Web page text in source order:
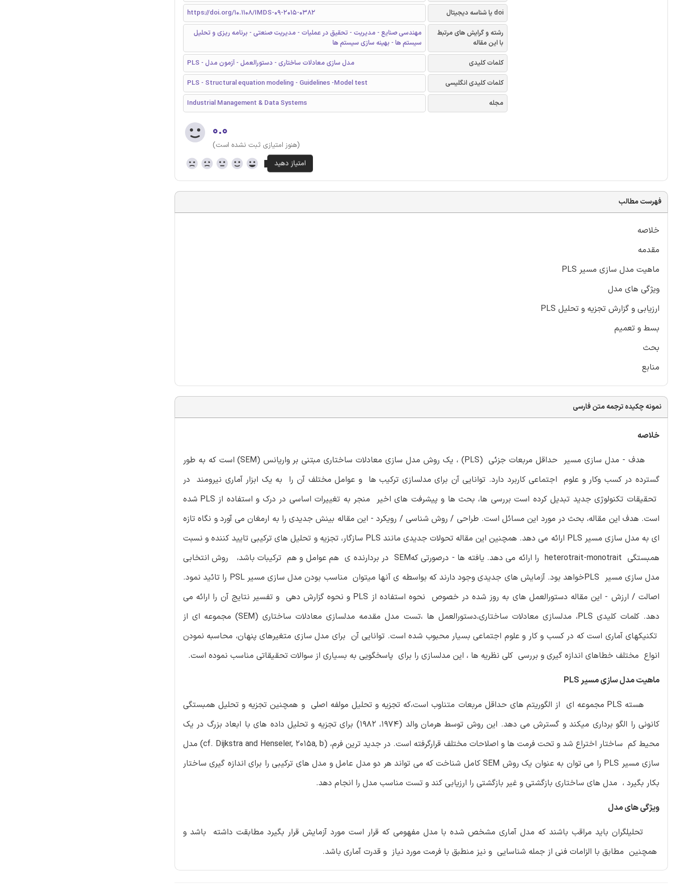
doi یا شناسه دیجیتال
https://doi.org/10.1108/IMDS-09-2015-0382
رشته و گرایش های مرتبط
با این مقاله
مهندسی صنایع - مدیریت - تحقیق در عملیات - مدیریت صنعتی - برنامه ریزی و تحلیل
سیستم ها - بهینه سازی سیستم ها
کلمات کلیدی
PLS - مدل سازی معادلات ساختاری - دستورالعمل - آزمون مدل
کلمات کلیدی انگلیسی
PLS - Structural equation modeling - Guidelines -Model test
مجله
Industrial Management & Data Systems
۰.۰
(هنوز امتیازی ثبت نشده است)
فهرست مطالب
خلاصه
مقدمه
ماهیت مدل سازی مسیر PLS
ویژگی های مدل
ارزیابی و گزارش تجزیه و تحلیل PLS
بسط و تعمیم
بحث
منابع
نمونه چکیده ترجمه متن فارسی
خلاصه
هدف - مدل سازی مسیر حداقل مربعات جزئی (PLS) ، یک روش مدل سازی معادلات ساختاری مبتنی بر واریانس (SEM) است که به طور
گسترده در کسب وکار و علوم اجتماعی کاربرد دارد. توانایی آن برای مدلسازی ترکیب ها و عوامل مختلف آن را به یک ابزار آماری نیرومند در
تحقیقات تکنولوژی جدید تبدیل کرده است بررسی ها، بحث ها و پیشرفت های اخیر منجر به تغییرات اساسی در درک و استفاده از PLS شده
است. هدف این مقاله، بحث در مورد این مسائل است. طراحی / روش شناسی / رویکرد - این مقاله بینش جدیدی را به ارمغان می آورد و نگاه تازه
ای به مدل سازی مسیر PLS ارائه می دهد. همچنین این مقاله تحولات جدیدی مانند PLS سازگار، تجزیه و تحلیل های ترکیبی تایید کننده و نسبت
همبستگی heterotrait-monotrait را ارائه می دهد. یافته ها - درصورتی کهSEM در بردارنده ی هم عوامل و هم ترکیبات باشد، روش انتخابی
مدل سازی مسیر PLSخواهد بود. آزمایش های جدیدی وجود دارند که بواسطه ی آنها میتوان مناسب بودن مدل سازی مسیر PSL را تائید نمود.
اصالت / ارزش - این مقاله دستورالعمل های به روز شده در خصوص نحوه استفاده از PLS و نحوه گزارش دهی و تفسیر نتایج آن را ارائه می
دهد. کلمات کلیدی PLS، مدلسازی معادلات ساختاری،دستورالعمل ها ،تست مدل مقدمه مدلسازی معادلات ساختاری (SEM) مجموعه ای از
تکنیکهای آماری است که در کسب و کار و علوم اجتماعی بسیار محبوب شده است. توانایی آن برای مدل سازی متغیرهای پنهان، محاسبه نمودن
انواع مختلف خطاهای اندازه گیری و بررسی کلی نظریه ها ، این مدلسازی را برای پاسخگویی به بسیاری از سوالات تحقیقاتی مناسب نموده است.
ماهیت مدل سازی مسیر PLS
هسته PLS مجموعه ای از الگوریتم های حداقل مربعات متناوب است،که تجزیه و تحلیل مولفه اصلی و همچنین تجزیه و تحلیل همبستگی
کانونی را الگو برداری میکند و گسترش می دهد. این روش توسط هرمان والد (1974، 1982) برای تجزیه و تحلیل داده های با ابعاد بزرگ در یک
محیط کم ساختار اختراع شد و تحت فرمت ها و اصلاحات مختلف قرارگرفته است. در جدید ترین فرم، (cf. Dijkstra and Henseler, 2015a, b) مدل
سازی مسیر PLS را می توان به عنوان یک روش SEM کامل شناخت که می تواند هر دو مدل عامل و مدل های ترکیبی را برای اندازه گیری ساختار
بکار بگیرد ، مدل های ساختاری بازگشتی و غیر بازگشتی را ارزیابی کند و تست مناسب مدل را انجام دهد.
ویژگی های مدل
تحلیلگران باید مراقب باشند که مدل آماری مشخص شده با مدل مفهومی که قرار است مورد آزمایش قرار بگیرد مطابقت داشته باشد و
همچنین مطابق با الزامات فنی از جمله شناسایی و نیز منطبق با فرمت مورد نیاز و قدرت آماری باشد.